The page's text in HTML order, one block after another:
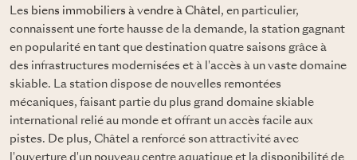
Les biens immobiliers à vendre à Châtel , en particulier,
connaissent une forte hausse de la demande, la station gagnant
en popularité en tant que destination quatre saisons grâce à
des infrastructures modernisées et à l'accès à un vaste domaine
skiable. La station dispose de nouvelles remontées
mécaniques, faisant partie du plus grand domaine skiable
international relié au monde et offrant un accès facile aux
pistes. De plus, Châtel a renforcé son attractivité avec
l'ouverture d'un nouveau centre aquatique et la disponibilité de